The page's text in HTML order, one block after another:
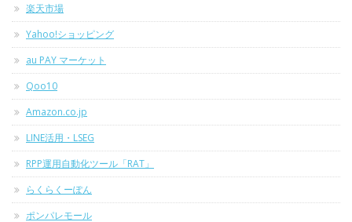
楽天市場
Yahoo!ショッピング
au PAY マーケット
Qoo10
Amazon.co.jp
LINE活用・LSEG
RPP運用自動化ツール「RAT」
らくらくーぽん
ポンパレモール